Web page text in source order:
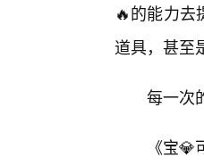
🔥的能力去
道具，甚至
每一次
《宝